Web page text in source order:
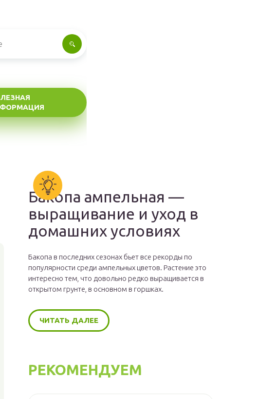
Бакопа ампельная —
выращивание и уход в
домашних условиях
Бакопа в последних сезонах бьет все рекорды по
популярности среди ампельных цветов. Растение это
интересно тем, что довольно редко выращивается в
открытом грунте, в основном в горшках.
ЧИТАТЬ ДАЛЕЕ
РЕКОМЕНДУЕМ